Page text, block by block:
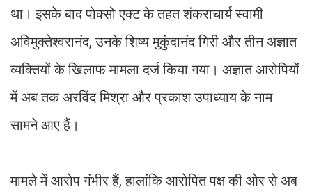
था। इसके बाद पोक्सो एक्ट के तहत शंकराचार्य स्वामी
अविमुक्तेश्वरानंद, उनके शिष्य मुकुंदानंद गिरी और तीन अज्ञात
व्यक्तियों के खिलाफ मामला दर्ज किया गया। अज्ञात आरोपियों
में अब तक अरविंद मिश्रा और प्रकाश उपाध्याय के नाम
सामने आए हैं।
मामले में आरोप गंभीर हैं, हालांकि आरोपित पक्ष की ओर से अब